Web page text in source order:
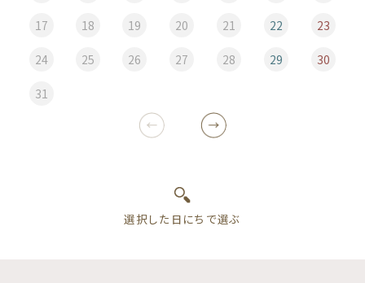
17 18 19 20 21 22 23
24 25 26 27 28 29 30
31